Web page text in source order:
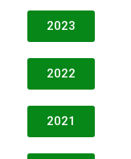
2023
2022
2021